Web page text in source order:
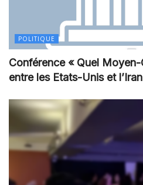
POLITIQUE
Conférence « Quel
entre les Etats-Unis et